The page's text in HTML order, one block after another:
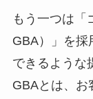
もう一つは「
GBA）」を採
できるような
GBAとは、お